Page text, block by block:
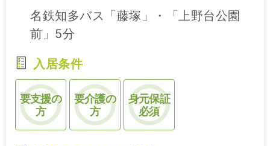
名鉄知多バス「藤塚」・「上野台公園
前」5分
入居条件
要支援の
方
要介護の
方
身元保証
必須